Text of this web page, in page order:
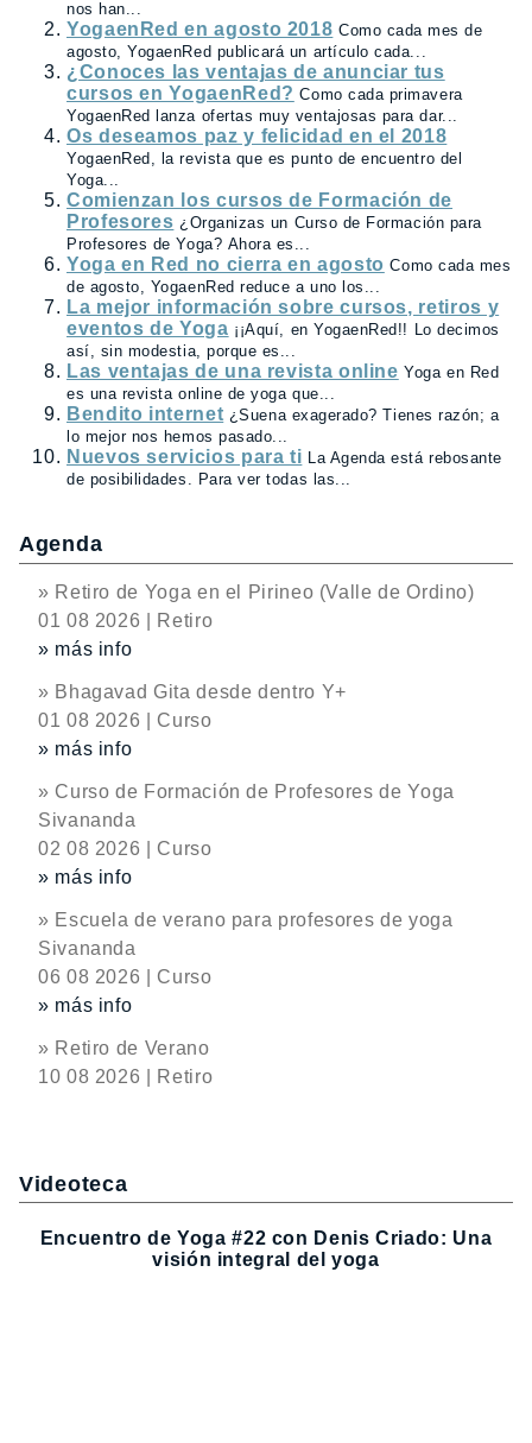
nos han...
YogaenRed en agosto 2018 Como cada mes de
agosto, YogaenRed publicará un artículo cada...
¿Conoces las ventajas de anunciar tus
cursos en YogaenRed? Como cada primavera
YogaenRed lanza ofertas muy ventajosas para dar...
Os deseamos paz y felicidad en el 2018
YogaenRed, la revista que es punto de encuentro del
Yoga...
Comienzan los cursos de Formación de
Profesores ¿Organizas un Curso de Formación para
Profesores de Yoga? Ahora es...
Yoga en Red no cierra en agosto Como cada mes
de agosto, YogaenRed reduce a uno los...
La mejor información sobre cursos, retiros y
eventos de Yoga ¡¡Aquí, en YogaenRed!! Lo decimos
así, sin modestia, porque es...
Las ventajas de una revista online Yoga en Red
es una revista online de yoga que...
Bendito internet ¿Suena exagerado? Tienes razón; a
lo mejor nos hemos pasado...
Nuevos servicios para ti La Agenda está rebosante
de posibilidades. Para ver todas las...
Agenda
» Retiro de Yoga en el Pirineo (Valle de Ordino)
01 08 2026 | Retiro
» más info
» Bhagavad Gita desde dentro Y+
01 08 2026 | Curso
» más info
» Curso de Formación de Profesores de Yoga
Sivananda
02 08 2026 | Curso
» más info
» Escuela de verano para profesores de yoga
Sivananda
06 08 2026 | Curso
» más info
» Retiro de Verano
10 08 2026 | Retiro
Videoteca
Encuentro de Yoga #22 con Denis Criado: Una
visión integral del yoga